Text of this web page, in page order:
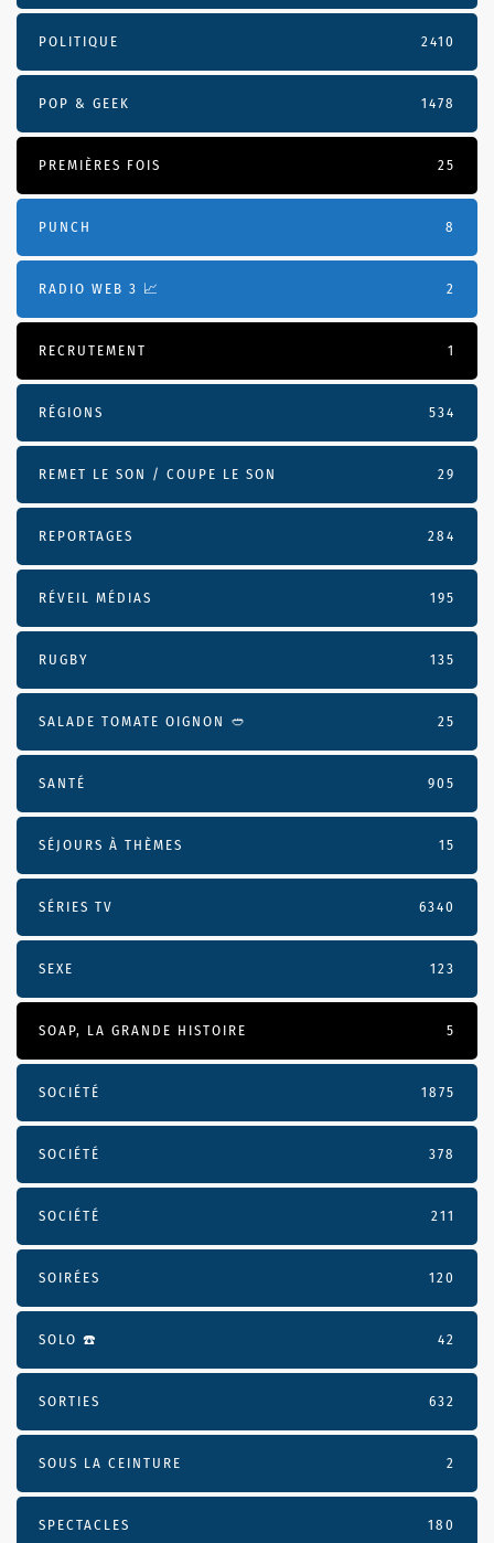
POLITIQUE 2410
POP & GEEK 1478
PREMIÈRES FOIS 25
PUNCH 8
RADIO WEB 3 📈 2
RECRUTEMENT 1
RÉGIONS 534
REMET LE SON / COUPE LE SON 29
REPORTAGES 284
RÉVEIL MÉDIAS 195
RUGBY 135
SALADE TOMATE OIGNON 🥙 25
SANTÉ 905
SÉJOURS À THÈMES 15
SÉRIES TV 6340
SEXE 123
SOAP, LA GRANDE HISTOIRE 5
SOCIÉTÉ 1875
SOCIÉTÉ 378
SOCIÉTÉ 211
SOIRÉES 120
SOLO ☎️ 42
SORTIES 632
SOUS LA CEINTURE 2
SPECTACLES 180